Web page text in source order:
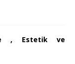
, Estetik ve